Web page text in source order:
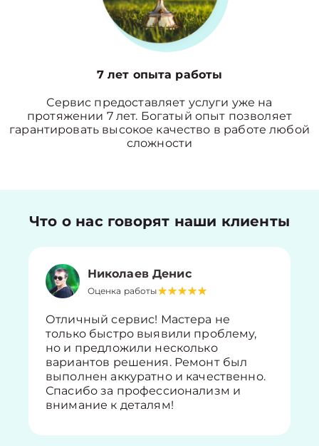
7 лет опыта работы
Сервис предоставляет услуги уже на
протяжении 7 лет. Богатый опыт позволяет
гарантировать высокое качество в работе любой
сложности
Что о нас говорят наши клиенты
Николаев Денис
Оценка работы
Отличный сервис! Мастера не
только быстро выявили проблему,
но и предложили несколько
вариантов решения. Ремонт был
выполнен аккуратно и качественно.
Спасибо за профессионализм и
внимание к деталям!